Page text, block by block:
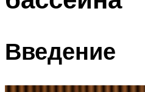
Введение